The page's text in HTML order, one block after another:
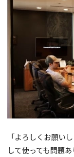
「よろしくお願い
して使っても問題